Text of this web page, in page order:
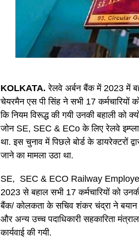
KOLKATA.रेलवे अर्बन बैंक में 2023 में
चेयरमैन एस पी सिंह ने सभी 17 कर्मचारियों
कि नियम विरूद्ध की गयी उनकी बहाली को
जोन SE, SEC & ECo के लिए रेलवे
था. इस चुनाव में पिछले बोर्ड के डायरेक्टरों
जाने का मामला उठा था.
SE, SEC & ECO Railway
2023 से बहाल सभी 17 कर्मचारियों को
बैंक/ कोलकता के सचिव शंकर चंद्रा ने बयान
और अन्य उच्च पदाधिकारी सहकारिता
कार्यवाई की गयी.